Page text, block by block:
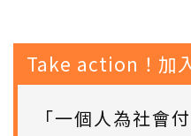
Take action！加
「一個人為社會